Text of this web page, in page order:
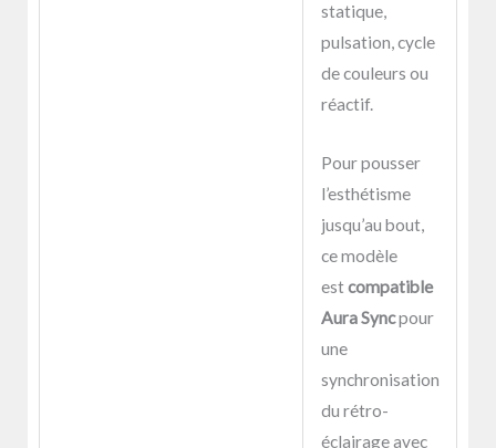
statique,
pulsation, cycle
de couleurs ou
réactif.
Pour pousser
l’esthétisme
jusqu’au bout,
ce modèle
estcompatible
Aura Syncpour
une
synchronisation
du rétro-
éclairage avec